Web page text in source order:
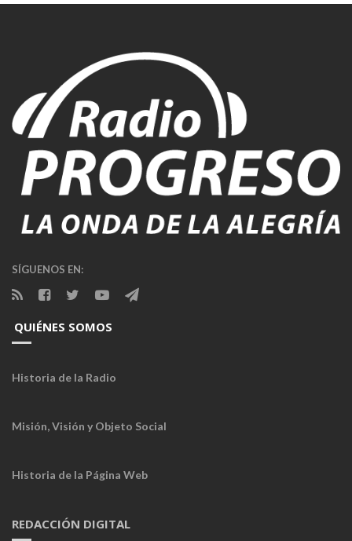
SÍGUENOS EN:
QUIÉNES SOMOS
Historia de la Radio
Misión, Visión y Objeto Social
Historia de la Página Web
REDACCIÓN DIGITAL